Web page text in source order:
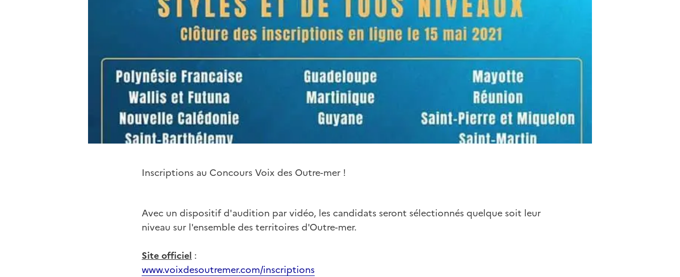
Inscriptions au Concours Voix des Outre-mer !
Avec un dispositif d'audition par vidéo, les candidats seront sélectionnés quelque soit leur
niveau sur l'ensemble des territoires d'Outre-mer.
Site officiel :
www.voixdesoutremer.com/inscriptions